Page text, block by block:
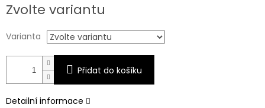
cena:
Zvolte variantu
Varianta
Přidat do košíku
Detailní informace